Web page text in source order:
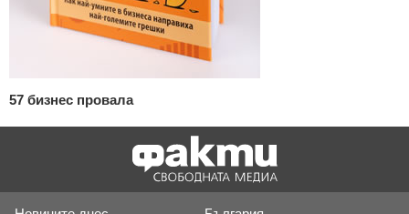
57 бизнес провала